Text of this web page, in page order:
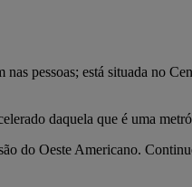
pessoas; está situada no
daquela que é uma
do Oeste Americano.